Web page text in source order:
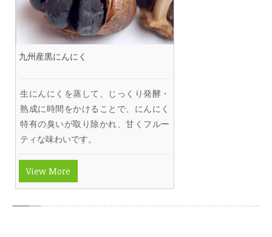
九州産黒にんにく
生にんにくを蒸して、じっくり発酵・
熟成に時間をかけることで、にんにく
特有の臭いが取り除かれ、甘くフルー
ティな味わいです。
View More